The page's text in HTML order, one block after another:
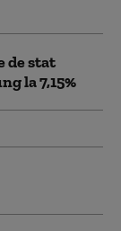
de stat
la 7,15%